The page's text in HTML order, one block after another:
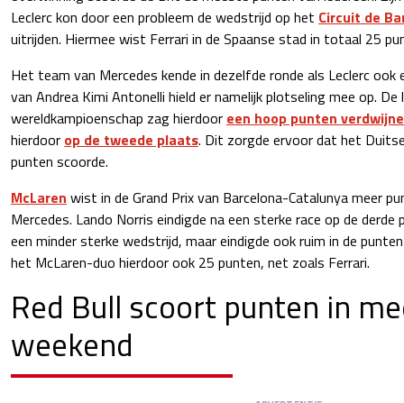
Leclerc kon door een probleem de wedstrijd op het Circuit de
uitrijden. Hiermee wist Ferrari in de Spaanse stad in totaal 25
Het team van Mercedes kende in dezelfde ronde als Leclerc
van Andrea Kimi Antonelli hield er namelijk plotseling mee op. De
wereldkampioenschap zag hierdoor een hoop punten
hierdoor op de tweede plaats. Dit zorgde ervoor dat het
punten scoorde.
McLaren wist in de Grand Prix van Barcelona-Catalunya meer
Mercedes. Lando Norris eindigde na een sterke race op de
een minder sterke wedstrijd, maar eindigde ook ruim in de
het McLaren-duo hierdoor ook 25 punten, net zoals Ferrari.
Red Bull scoort punten in
weekend